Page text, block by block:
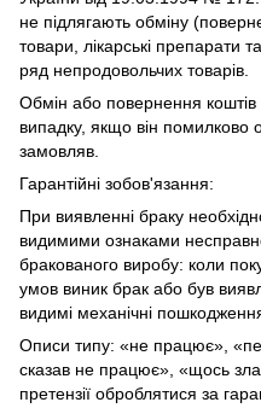
не підлягають обміну
товари, лікарські препарати
ряд непродовольчих товарів.
Обмін або повернення
випадку, якщо він помилково
замовляв.
Гарантійні зобов'язання:
При виявленні браку
видимими ознаками
бракованого виробу: коли
умов виник брак або був
видимі механічні
Описи типу: «не працює»,
сказав не працює», «щось
претензії оброблятися за